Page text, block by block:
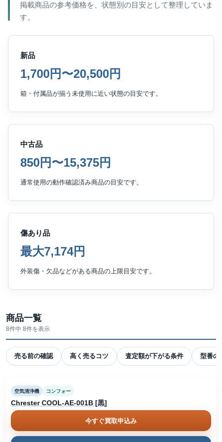
掲載商品の参考価格を、状態別の目安として整理していま
す。
新品
1,700円〜20,500円
箱・付属品が揃う未使用に近い状態の目安です。
中古品
850円〜15,375円
通常使用の動作確認済み商品の目安です。
傷あり品
最大7,174円
外装傷・欠品などがある商品の上限目安です。
商品一覧
8件中 8件を表示
売る前の確認 高く売るコツ 査定額が下がる条件 型番の
空気清浄機 コンフォー
Chrester COOL-AE-001B [黒]
今すぐ買取申込み